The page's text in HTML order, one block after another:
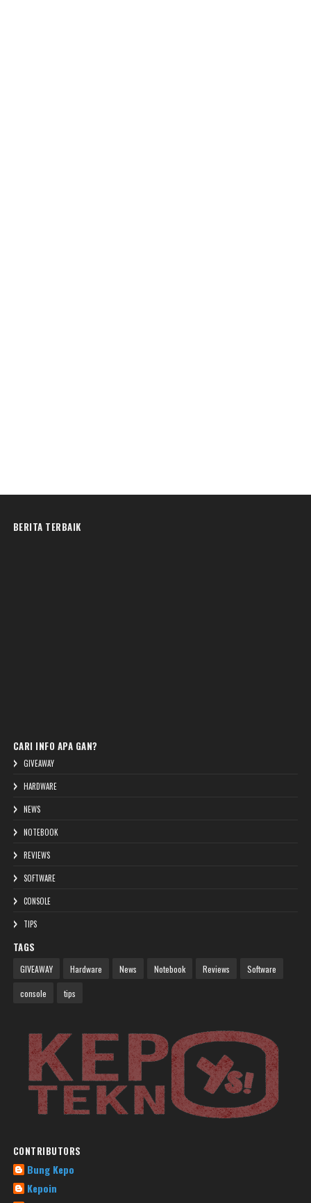
BERITA TERBAIK
CARI INFO APA GAN?
GIVEAWAY
HARDWARE
NEWS
NOTEBOOK
REVIEWS
SOFTWARE
CONSOLE
TIPS
TAGS
GIVEAWAY Hardware News Notebook Reviews Software
console tips
CONTRIBUTORS
Bung Kepo
Kepoin